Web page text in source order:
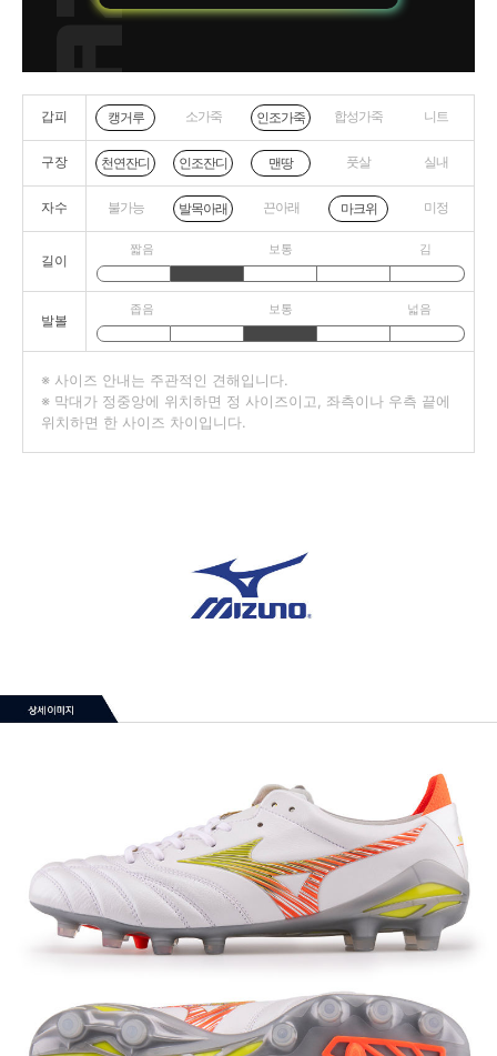
갑피 캥거루 소가죽 인조가죽 합성가죽 니트
구장 천연잔디 인조잔디 맨땅 풋살 실내
자수 불가능 발목아래 끈아래 마크위 미정
길이
짧음 보통 김
발볼
좁음 보통 넓음
※ 사이즈 안내는 주관적인 견해입니다.
※ 막대가 정중앙에 위치하면 정 사이즈이고, 좌측이나 우측 끝에
위치하면 한 사이즈 차이입니다.